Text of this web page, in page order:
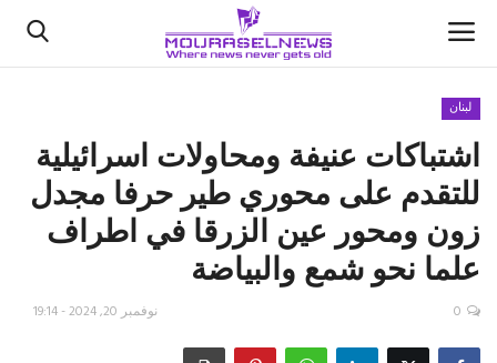
الأخبار
كتّابنا
السعودية
اقتصاد
لبنان
اشتباكات عنيفة ومحاولات اسرائيلية
للتقدم على محوري طير حرفا مجدل
زون ومحور عين الزرقا في اطراف
علما نحو شمع والبياضة
نوفمبر 20, 2024 - 19:14 0